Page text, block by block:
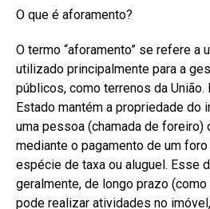
O que é aforamento?
O termo “aforamento” se refere a
utilizado principalmente para a
públicos, como terrenos da
Estado mantém a propriedade do
uma pessoa (chamada de foreiro)
mediante o pagamento de um foro
espécie de taxa ou aluguel. Esse
geralmente, de longo prazo
pode realizar atividades no